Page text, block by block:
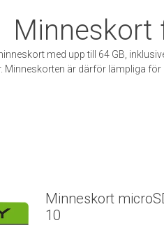
Minneskort
med upp till 64 GB,
är därför lämpliga
Minneskort
10